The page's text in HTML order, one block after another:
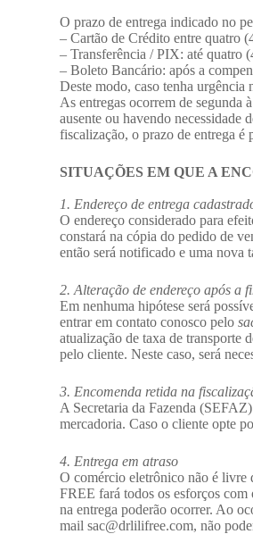
O prazo de entrega indicado no
– Cartão de Crédito entre quatro
– Transferência / PIX: até quatro
– Boleto Bancário: após a
Deste modo, caso tenha
As entregas ocorrem de segunda
ausente ou havendo necessidade
fiscalização, o prazo de entrega é
SITUAÇÕES EM QUE A
1. Endereço de entrega
O endereço considerado para
constará na cópia do pedido de
então será notificado e uma nova
2. Alteração de endereço após a
Em nenhuma hipótese será
entrar em contato conosco pelo
atualização de taxa de transporte
pelo cliente. Neste caso, será
3. Encomenda retida na
A Secretaria da Fazenda
mercadoria. Caso o cliente opte
4. Entrega em atraso
O comércio eletrônico não é livre
FREE fará todos os esforços
na entrega poderão ocorrer. Ao
mail sac@drlilifree.com, não